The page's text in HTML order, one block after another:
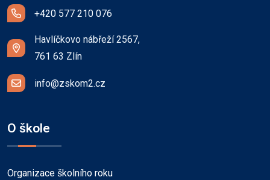
+420 577 210 076
Havlíčkovo nábřeží 2567,
761 63 Zlín
info@zskom2.cz
O škole
Organizace školního roku